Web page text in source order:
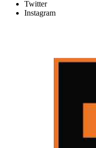
Twitter
Instagram